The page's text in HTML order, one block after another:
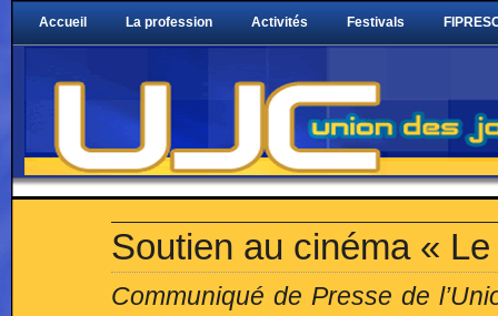
Accueil La profession Activités Festivals
Soutien au cinéma «
Communiqué de Presse de